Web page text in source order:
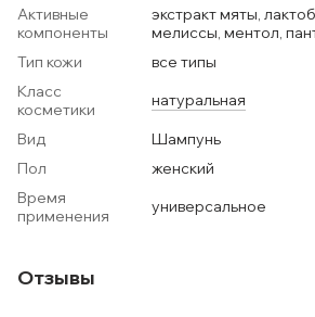
Активные
компоненты
экстракт мяты,
мелиссы, ментол,
Тип кожи
все типы
Класс
косметики
натуральная
Вид
Шампунь
Пол
женский
Время
применения
универсальное
Отзывы